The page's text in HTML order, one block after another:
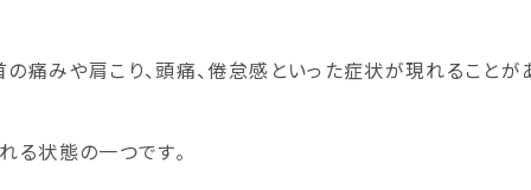
痛みや肩こり、頭痛、倦怠感といった症状が現れることが
る状態の一つです。